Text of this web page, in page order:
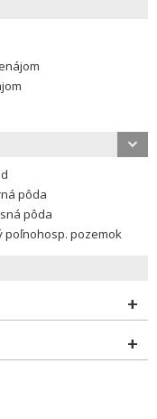
pôda
pôda
poľnohosp. pozemok